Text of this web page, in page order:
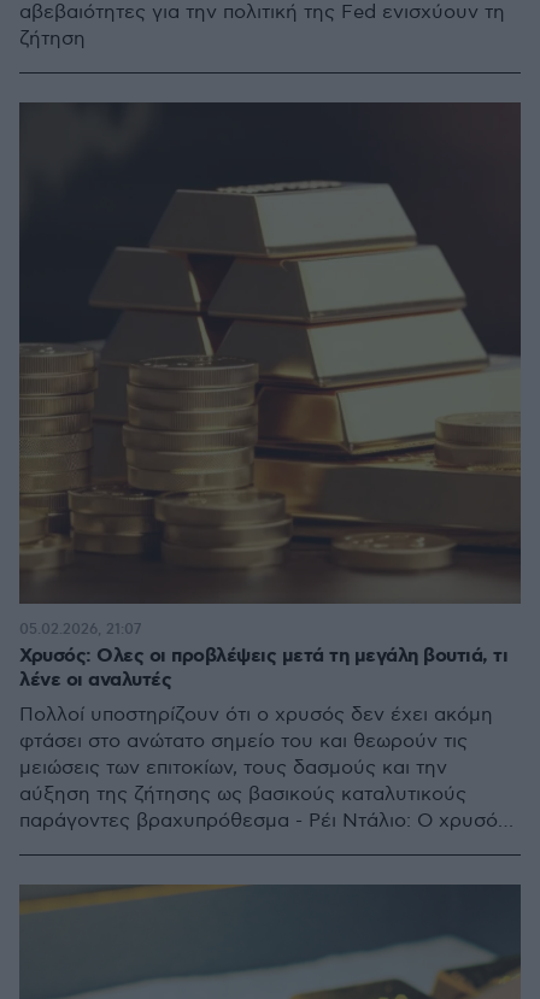
αβεβαιότητες για την πολιτική της Fed ενισχύουν τη
ζήτηση
Χρυσός: Ολες οι προβλέψεις μετά τη μεγάλη βουτιά, τι
λένε οι αναλυτές
Πολλοί υποστηρίζουν ότι ο χρυσός δεν έχει ακόμη
φτάσει στο ανώτατο σημείο του και θεωρούν τις
μειώσεις των επιτοκίων, τους δασμούς και την
αύξηση της ζήτησης ως βασικούς καταλυτικούς
παράγοντες βραχυπρόθεσμα - Ρέι Ντάλιο: Ο χρυσός
05.02.2026, 21:07